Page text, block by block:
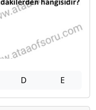
D E